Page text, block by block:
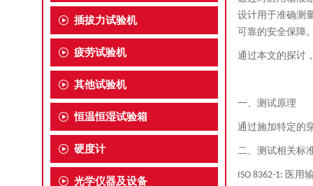
插拔力试验机
疲劳试验机
其他试验机
恒温恒湿试验箱
硬度计
光学仪器及设备
设计用于准确测
可靠的安全保障
通过本文的探讨
一、 测试原理
通过施加特定的
二、 测试相关标
ISO 8362-1: 医用